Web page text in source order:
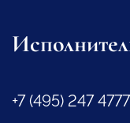
+7 (495) 247 4777